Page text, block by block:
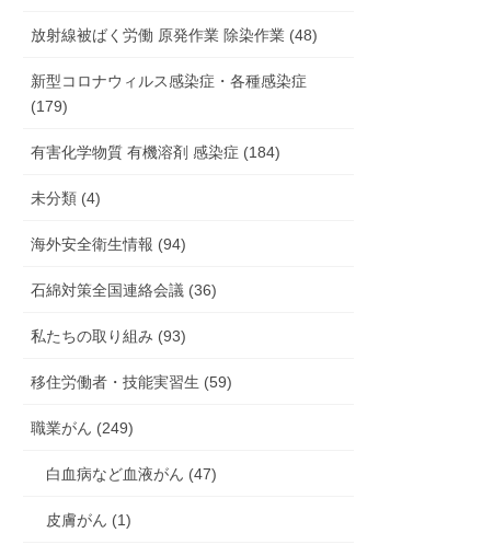
放射線被ばく労働 原発作業 除染作業 (48)
新型コロナウィルス感染症・各種感染症
(179)
有害化学物質 有機溶剤 感染症 (184)
未分類 (4)
海外安全衛生情報 (94)
石綿対策全国連絡会議 (36)
私たちの取り組み (93)
移住労働者・技能実習生 (59)
職業がん (249)
白血病など血液がん (47)
皮膚がん (1)